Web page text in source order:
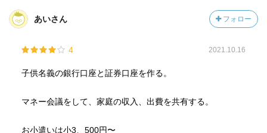
あいさん フォロー
4 2021.10.16
子供名義の銀行口座と証券口座を作る。
マネー会議をして、家庭の収入、出費を共有する。
お小遣いは小3、500円〜